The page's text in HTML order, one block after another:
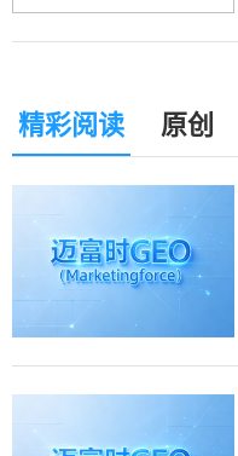
精彩阅读 原创